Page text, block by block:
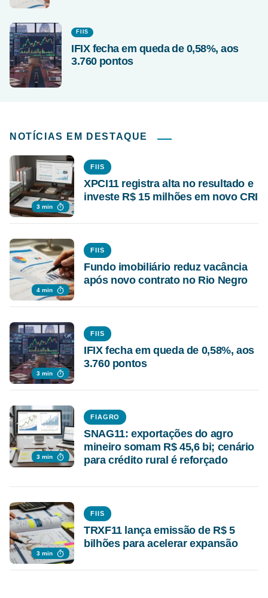
FIIS
IFIX fecha em queda de 0,58%, aos
3.760 pontos
NOTÍCIAS EM DESTAQUE
3 min
FIIS
XPCI11 registra alta no resultado e
investe R$ 15 milhões em novo CRI
4 min
FIIS
Fundo imobiliário reduz vacância
após novo contrato no Rio Negro
3 min
FIIS
IFIX fecha em queda de 0,58%, aos
3.760 pontos
3 min
FIAGRO
SNAG11: exportações do agro
mineiro somam R$ 45,6 bi; cenário
para crédito rural é reforçado
3 min
FIIS
TRXF11 lança emissão de R$ 5
bilhões para acelerar expansão